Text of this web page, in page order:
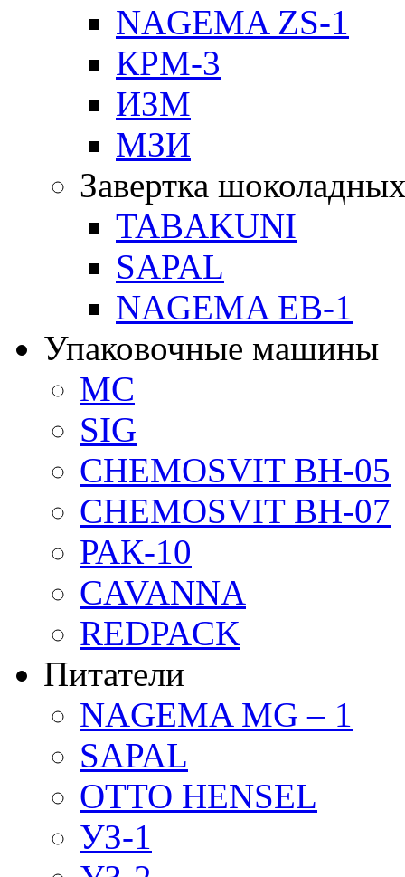
NAGEMA ZS-1
КРМ-3
ИЗМ
МЗИ
Завертка
TABAKUNI
SAPAL
NAGEMA EB-1
Упаковочные машины
MC
SIG
CHEMOSVIT BH-05
CHEMOSVIT BH-07
РАК-10
CAVANNA
REDPACK
Питатели
NAGEMA MG – 1
SAPAL
OTTO HENSEL
УЗ-1